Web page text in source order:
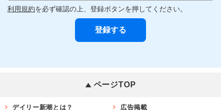
利用規約を必ず確認の上、登録ボタンを押してください。
ページTOP
デイリー新潮とは？ 広告掲載